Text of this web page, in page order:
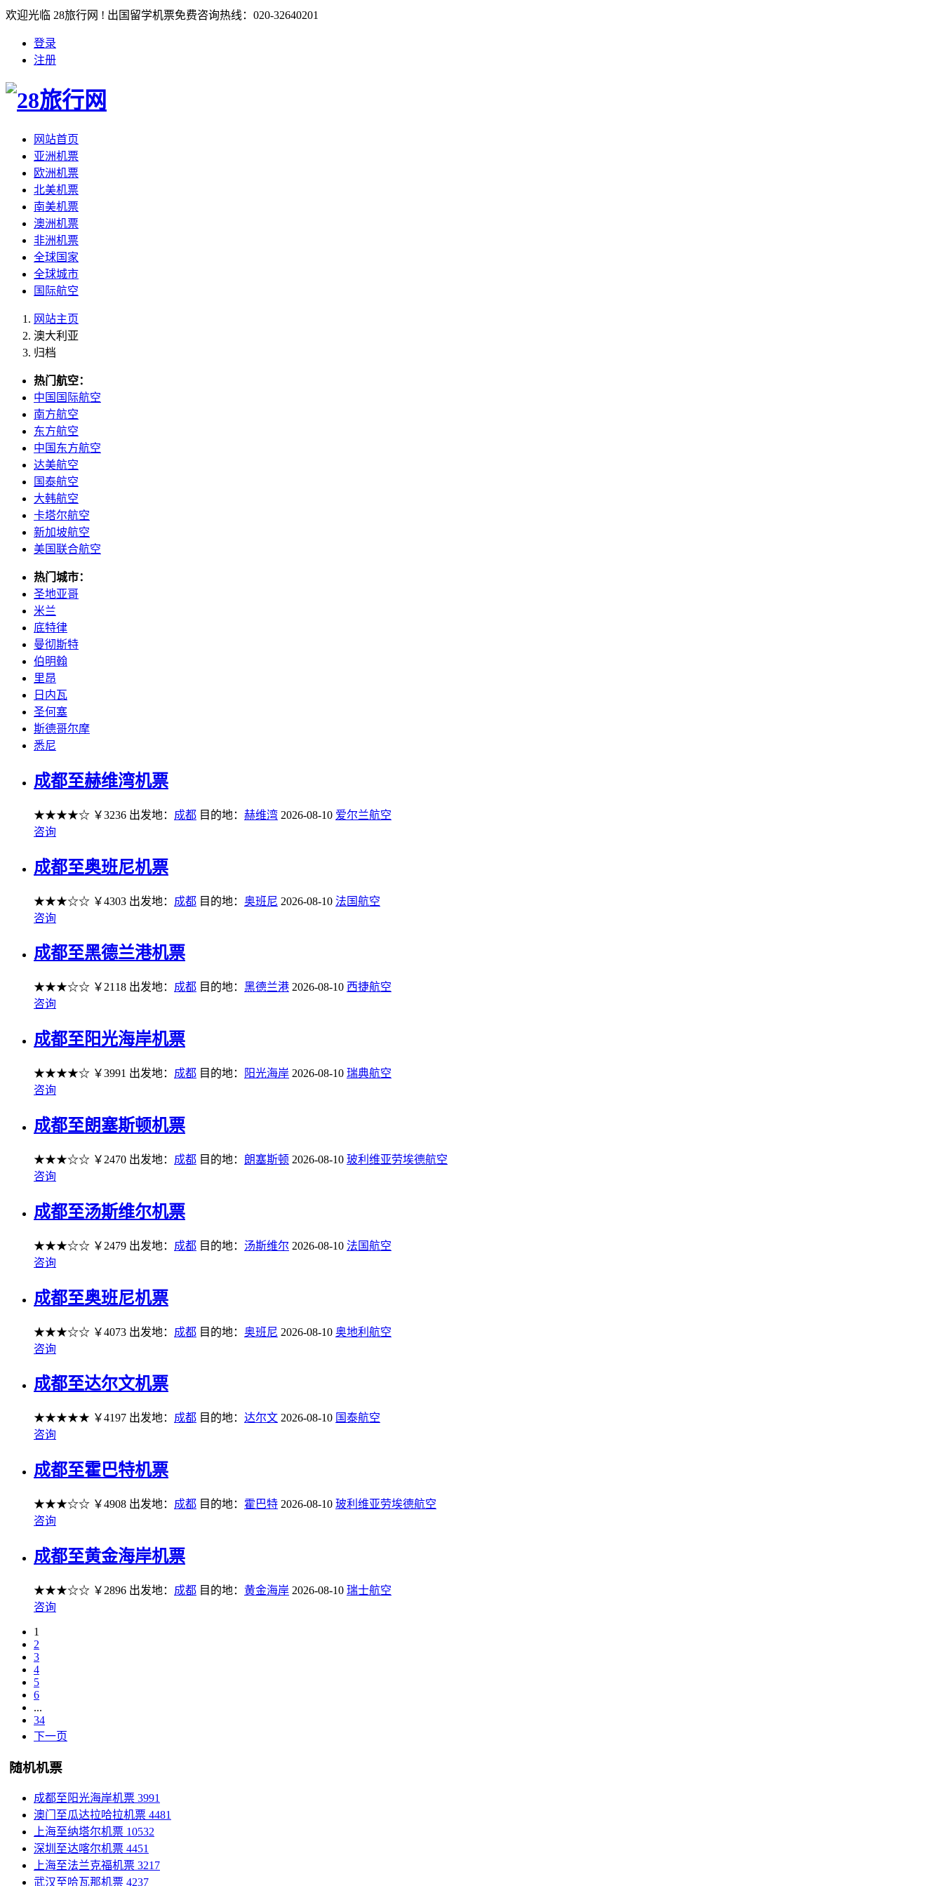
欢迎光临 28旅行网 ! 出国留学机票免费咨询热线：020-32640201
登录
注册
网站首页
亚洲机票
欧洲机票
北美机票
南美机票
澳洲机票
非洲机票
全球国家
全球城市
国际航空
网站主页
澳大利亚
归档
热门航空：
中国国际航空
南方航空
东方航空
中国东方航空
达美航空
国泰航空
大韩航空
卡塔尔航空
新加坡航空
美国联合航空
热门城市：
圣地亚哥
米兰
底特律
曼彻斯特
伯明翰
里昂
日内瓦
圣何塞
斯德哥尔摩
悉尼
成都至赫维湾机票
★★★★☆ ￥3236 出发地： 成都 目的地： 赫维湾 2026-08-10 爱尔兰航空
咨询
成都至奥班尼机票
★★★☆☆ ￥4303 出发地： 成都 目的地： 奥班尼 2026-08-10 法国航空
咨询
成都至黑德兰港机票
★★★☆☆ ￥2118 出发地： 成都 目的地： 黑德兰港 2026-08-10 西捷航空
咨询
成都至阳光海岸机票
★★★★☆ ￥3991 出发地： 成都 目的地： 阳光海岸 2026-08-10 瑞典航空
咨询
成都至朗塞斯顿机票
★★★☆☆ ￥2470 出发地： 成都 目的地： 朗塞斯顿 2026-08-10 玻利维亚劳埃德航空
咨询
成都至汤斯维尔机票
★★★☆☆ ￥2479 出发地： 成都 目的地： 汤斯维尔 2026-08-10 法国航空
咨询
成都至奥班尼机票
★★★☆☆ ￥4073 出发地： 成都 目的地： 奥班尼 2026-08-10 奥地利航空
咨询
成都至达尔文机票
★★★★★ ￥4197 出发地： 成都 目的地： 达尔文 2026-08-10 国泰航空
咨询
成都至霍巴特机票
★★★☆☆ ￥4908 出发地： 成都 目的地： 霍巴特 2026-08-10 玻利维亚劳埃德航空
咨询
成都至黄金海岸机票
★★★☆☆ ￥2896 出发地： 成都 目的地： 黄金海岸 2026-08-10 瑞士航空
咨询
1
2
3
4
5
6
...
34
下一页
随机机票
成都至阳光海岸机票 3991
澳门至瓜达拉哈拉机票 4481
上海至纳塔尔机票 10532
深圳至达喀尔机票 4451
上海至法兰克福机票 3217
武汉至哈瓦那机票 4237